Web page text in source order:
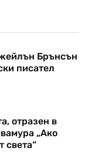
Брънсън
писател
отразен в
„Ако
света“